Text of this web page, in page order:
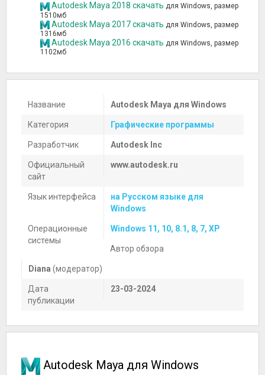
Autodesk Maya 2018 скачать для Windows, размер
1510мб
Autodesk Maya 2017 скачать для Windows, размер
1316мб
Autodesk Maya 2016 скачать для Windows, размер
1102мб
Название Autodesk Maya для Windows
Категория Графические программы
Разработчик Autodesk Inc
Официальный
сайт
www.autodesk.ru
Язык интерфейса
на Русском языке для
Windows
Операционные
системы
Windows 11, 10, 8.1, 8, 7, XP
Автор обзора
Diana (модератор)
Дата
публикации
23-03-2024
Autodesk Maya для Windows